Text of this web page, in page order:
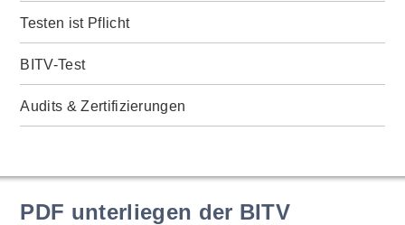
Testen ist Pflicht
BITV-Test
Audits & Zertifizierungen
PDF unterliegen der BITV